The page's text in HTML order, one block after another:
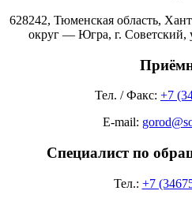
628242, Тюменская область,
округ — Югра, г. Советский,
Тел. / Факс: +7
E-mail:
Специалист по
Тел.: +7